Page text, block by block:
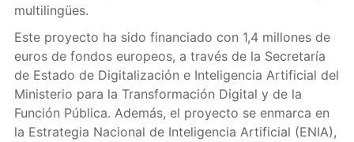
multilingües.
Este proyecto ha sido financiado con 1,4 millones de
euros de fondos europeos, a través de la Secretaría
de Estado de Digitalización e Inteligencia Artificial del
Ministerio para la Transformación Digital y de la
Función Pública. Además, el proyecto se enmarca en
la Estrategia Nacional de Inteligencia Artificial (ENIA),